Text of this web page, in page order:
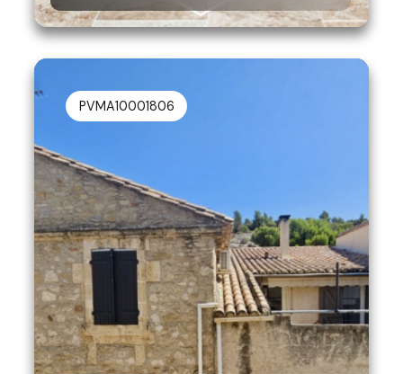
PVMA10001806